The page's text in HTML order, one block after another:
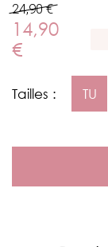
24,90 €
14,90
€
Tailles : TU